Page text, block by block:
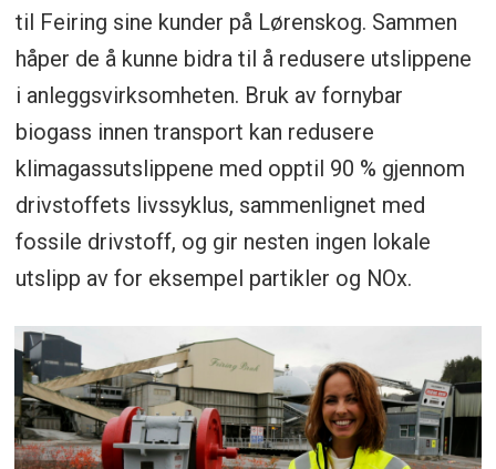
til Feiring sine kunder på Lørenskog. Sammen
håper de å kunne bidra til å redusere utslippene
i anleggsvirksomheten. Bruk av fornybar
biogass innen transport kan redusere
klimagassutslippene med opptil 90 % gjennom
drivstoffets livssyklus, sammenlignet med
fossile drivstoff, og gir nesten ingen lokale
utslipp av for eksempel partikler og NOx.